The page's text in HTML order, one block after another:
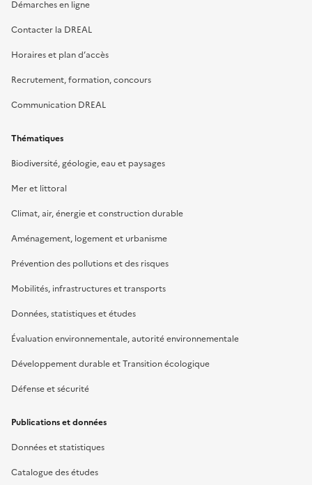
Démarches en ligne
Contacter la DREAL
Horaires et plan d’accès
Recrutement, formation, concours
Communication DREAL
Thématiques
Biodiversité, géologie, eau et paysages
Mer et littoral
Climat, air, énergie et construction durable
Aménagement, logement et urbanisme
Prévention des pollutions et des risques
Mobilités, infrastructures et transports
Données, statistiques et études
Évaluation environnementale, autorité environnementale
Développement durable et Transition écologique
Défense et sécurité
Publications et données
Données et statistiques
Catalogue des études